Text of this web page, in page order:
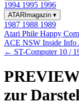
1994 1995 1996
ATARImagazin ▾
1987 1988 1989
Atari Phile Happy
ACE NSW Inside Info
← ST-Computer 10 /
zur